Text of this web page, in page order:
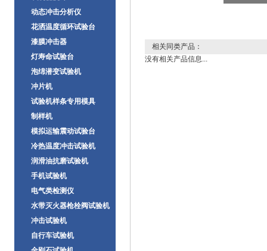
动态冲击分析仪
花洒温度循环试验台
漆膜冲击器
灯寿命试验台
泡绵潜变试验机
冲片机
试验机样条专用模具
制样机
模拟运输震动试验台
冷热温度冲击试验机
润滑油抗磨试验机
手机试验机
电气类检测仪
水带灭火器枪栓阀试验机
冲击试验机
自行车试验机
相关同类产品：
没有相关产品信息...